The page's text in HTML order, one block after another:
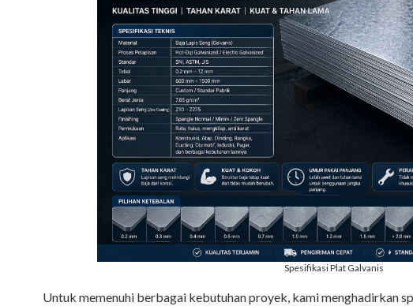
Spesifikasi Plat Galvanis
Untuk memenuhi berbagai kebutuhan proyek, kami menghadirkan